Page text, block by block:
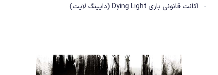
- اکانت قانونی بازی Dying Light (دایینگ لایت)